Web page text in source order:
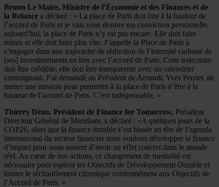
Bruno Le Maire, Ministre de l’Économie et des Finances et de
la Relance a déclaré : « La place de Paris doit être à la hauteur de
l’accord de Paris et je vais vous donner ma conviction personnelle,
aujourd’hui, la place de Paris n’y est pas encore. Elle doit faire
mieux et elle doit faire plus vite. J’appelle la Place de Paris à
s’engager dans une trajectoire de réduction de l’intensité carbone de
[ses] investissements en lien avec l’accord de Paris. Cette trajectoire
doit être crédible, elle doit être transparente avec un calendrier
contraignant. J’ai demandé au Président de Amundi, Yves Perrier, de
mener une mission pour permettre à la place de Paris d’être à la
hauteur de l’accord de Paris. C’est indispensable. »
Thierry Déau, Président de Finance for Tomorrow, Président
Directeur Général de Meridiam, a déclaré : «A quelques jours de la
COP26, alors que la finance durable s’est hissée en tête de l’agenda
international du secteur financier nous voulons développer la finance
d’impact pour nous assurer d’avoir un effet concret dans le monde
réel. Au cœur de nos actions, ce changement de mentalité est
nécessaire pour espérer les Objectifs de Développement Durable et
limiter le réchauffement climatique conformément aux Objectifs de
l’Accord de Paris. »